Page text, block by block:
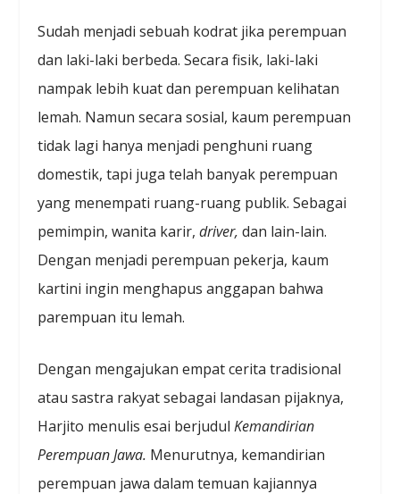
Sudah menjadi sebuah kodrat jika perempuan
dan laki-laki berbeda. Secara fisik, laki-laki
nampak lebih kuat dan perempuan kelihatan
lemah. Namun secara sosial, kaum perempuan
tidak lagi hanya menjadi penghuni ruang
domestik, tapi juga telah banyak perempuan
yang menempati ruang-ruang publik. Sebagai
pemimpin, wanita karir,driver,dan lain-lain.
Dengan menjadi perempuan pekerja, kaum
kartini ingin menghapus anggapan bahwa
parempuan itu lemah.
Dengan mengajukan empat cerita tradisional
atau sastra rakyat sebagai landasan pijaknya,
Harjito menulis esai berjudulKemandirian
Perempuan Jawa. Menurutnya, kemandirian
perempuan jawa dalam temuan kajiannya